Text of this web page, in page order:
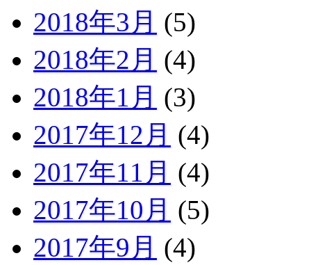
2018年3月 (5)
2018年2月 (4)
2018年1月 (3)
2017年12月 (4)
2017年11月 (4)
2017年10月 (5)
2017年9月 (4)